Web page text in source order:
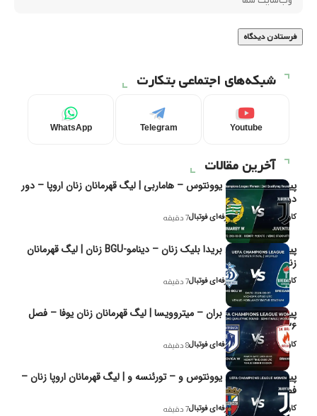
شبکه‌های اجتماعی بتکارت
Youtube
Telegram
WhatsApp
آخرین مقالات
پیش‌بینی و تحلیل یوونتوس – هاماربی | لیگ قهرمانان زنان اروپا – دور
دوم مرحله
کاوه نیک‌فر، تحلیل‌گر حرفه‌ای فوتبال7 دقیقه
پیش‌بینی و تحلیل بریدا بلیک زنان – دینامو-BGU زنان | لیگ قهرمانان
زنان یوفا
کاوه نیک‌فر، تحلیل‌گر حرفه‌ای فوتبال7 دقیقه
پیش‌بینی و تحلیل بران – میتروویسا | لیگ قهرمانان زنان یوفا – فصل
۲۰۲۶
کاوه نیک‌فر، تحلیل‌گر حرفه‌ای فوتبال8 دقیقه
پیش‌بینی و تحلیل یوونتوس و – تورئنسه و | لیگ قهرمانان اروپا زنان –
فصل ۲۰۲۶
کاوه نیک‌فر، تحلیل‌گر حرفه‌ای فوتبال7 دقیقه